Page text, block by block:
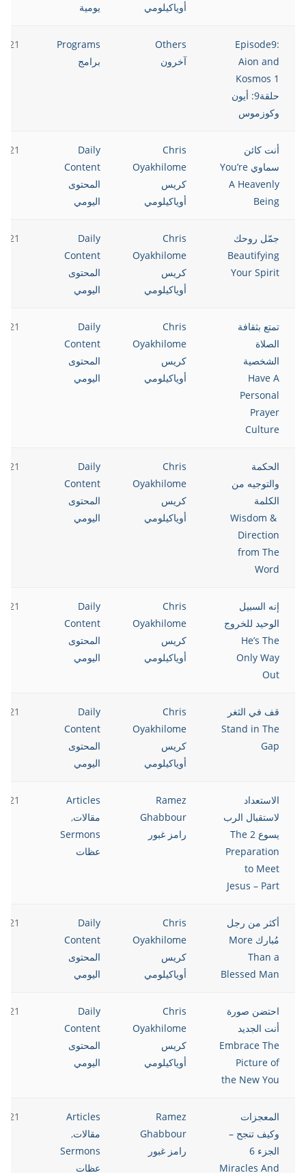
أوياكيلومي
يومية
Episode9:
Aion and
Kosmos 1
حلقة9: أيون
وكوزموس
Others
آخرون
Programs
برامج
أنت كائن
سماوي You’re
A Heavenly
Being
Chris
Oyakhilome
كريس
أوياكيلومي
Daily
Content
المحتوى
اليومي
جمّل روحك
Beautifying
Your Spirit
Chris
Oyakhilome
كريس
أوياكيلومي
Daily
Content
المحتوى
اليومي
تمتع بثقافة
الصلاة
الشخصية
Have A
Personal
Prayer
Culture
Chris
Oyakhilome
كريس
أوياكيلومي
Daily
Content
المحتوى
اليومي
الحكمة
والتوجيه من
الكلمة
Wisdom &
Direction
from The
Word
Chris
Oyakhilome
كريس
أوياكيلومي
Daily
Content
المحتوى
اليومي
إنه السبيل
الوحيد للخروج
He’s The
Only Way
Out
Chris
Oyakhilome
كريس
أوياكيلومي
Daily
Content
المحتوى
اليومي
قف في الثغر
Stand in The
Gap
Chris
Oyakhilome
كريس
أوياكيلومي
Daily
Content
المحتوى
اليومي
الاستعداد
لاستقبال الرب
يسوع 2 The
Preparation
to Meet
Jesus – Part
Ramez
Ghabbour
رامز غبور
Articles
مقالات,
Sermons
عظات
أكثر من رجل
مُبارك More
Than a
Blessed Man
Chris
Oyakhilome
كريس
أوياكيلومي
Daily
Content
المحتوى
اليومي
احتضن صورة
أنت الجديد
Embrace The
Picture of
the New You
Chris
Oyakhilome
كريس
أوياكيلومي
Daily
Content
المحتوى
اليومي
المعجزات
وكيف تنجح –
الجزء 6
Miracles And
Ramez
Ghabbour
رامز غبور
Articles
مقالات,
Sermons
عظات